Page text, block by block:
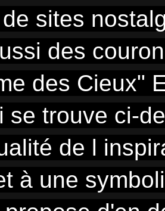
sites
des
des Cieux"
se trouve ci-
de l
à une